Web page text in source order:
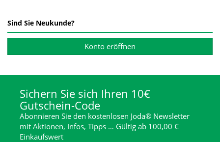
Sind Sie Neukunde?
Konto eröffnen
Sichern Sie sich Ihren 10€
Gutschein-Code
Abonnieren Sie den kostenlosen Joda® Newsletter
mit Aktionen, Infos, Tipps … Gültig ab 100,00 €
Einkaufswert